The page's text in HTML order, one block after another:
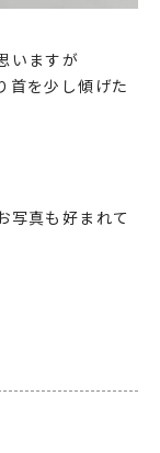
いますが
首を少し傾げた
写真も好まれて